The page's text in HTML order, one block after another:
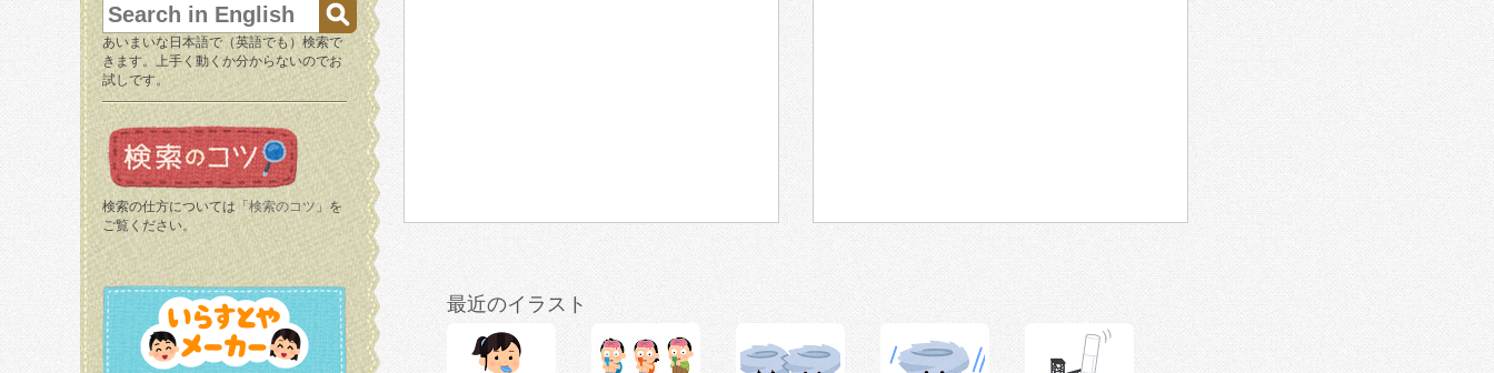
あいまいな日本語で（英語でも）検索で
きます。上手く動くか分からないのでお
試しです。
検索の仕方については「 検索のコツ 」を
ご覧ください。
最近のイラスト